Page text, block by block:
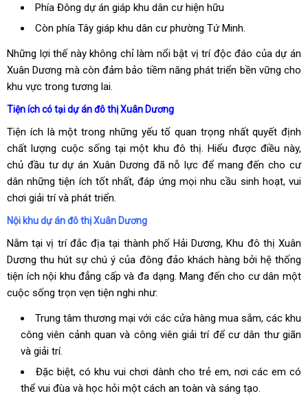
Phía Đông dự án giáp khu dân cư hiện hữu
Còn phía Tây giáp khu dân cư phường Tứ Minh.
Những lợi thế này không chỉ làm nổi bật vị trí độc đáo của dự án
Xuân Dương mà còn đảm bảo tiềm năng phát triển bền vững cho
khu vực trong tương lai.
Tiện ích có tại dự án đô thị Xuân Dương
Tiện ích là một trong những yếu tố quan trọng nhất quyết định
chất lượng cuộc sống tại một khu đô thị. Hiểu được điều này,
chủ đầu tư dự án Xuân Dương đã nỗ lực để mang đến cho cư
dân những tiện ích tốt nhất, đáp ứng mọi nhu cầu sinh hoạt, vui
chơi giải trí và phát triển.
Nội khu dự án đô thị Xuân Dương
Nằm tại vị trí đắc địa tại thành phố Hải Dương, Khu đô thị Xuân
Dương thu hút sự chú ý của đông đảo khách hàng bởi hệ thống
tiện ích nội khu đẳng cấp và đa dạng. Mang đến cho cư dân một
cuộc sống trọn vẹn tiện nghi như:
Trung tâm thương mại với các cửa hàng mua sắm, các khu
công viên cảnh quan và công viên giải trí để cư dân thư giãn
và giải trí.
Đặc biệt, có khu vui chơi dành cho trẻ em, nơi các em có
thể vui đùa và học hỏi một cách an toàn và sáng tạo.